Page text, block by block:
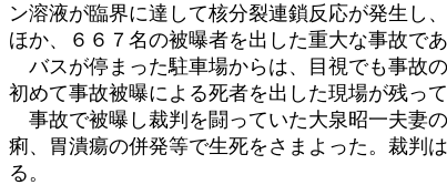
ン溶液が臨界に達して核分裂連鎖反応が発生し
ほか、６６７名の被曝者を出した重大な事故であ
バスが停まった駐車場からは、目視でも事故
初めて事故被曝による死者を出した現場が残っ
事故で被曝し裁判を闘っていた大泉昭一夫妻
痢、胃潰瘍の併発等で生死をさまよった。裁判
る。